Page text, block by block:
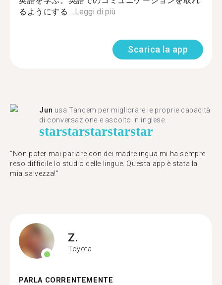
るようにする...Leggi di più
Scarica la app
Jun usa Tandem per migliorare le proprie capacità
di conversazione e ascolto in inglese.
starstarstarstarstar
"Non poter mai parlare con dei madrelingua mi ha sempre
reso difficile lo studio delle lingue. Questa app è stata la
mia salvezza!"
Z.
Toyota
PARLA CORRENTEMENTE